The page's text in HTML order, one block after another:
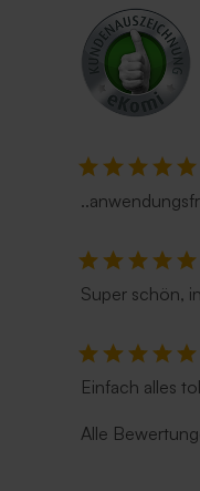
Super schön,
Einfach alles
Alle